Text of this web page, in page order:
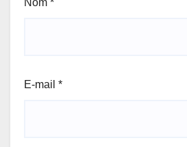
Nom *
E-mail *